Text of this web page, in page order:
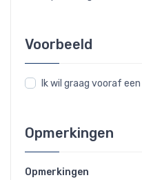
Voorbeeld
Ik wil graag vooraf
Opmerkingen
Opmerkingen